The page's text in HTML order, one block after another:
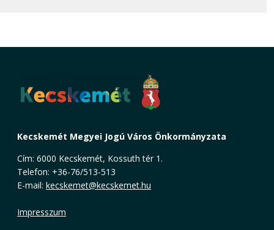
Kecskemét Megyei Jogú Város Önkormányzata
Cím: 6000 Kecskemét, Kossuth tér 1.
Telefon: +36-76/513-513
E-mail: kecskemet@kecskemet.hu
Impresszum